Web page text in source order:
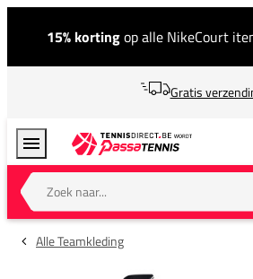
15% kortingop alle NikeCourt
Gratis
Zoek naar...
Alle Teamkleding